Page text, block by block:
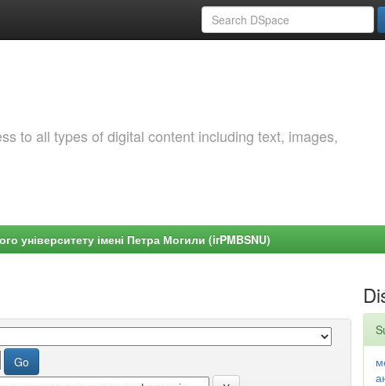
to all types of digital content including text, images,
університету імені Петра Могили (irPMBSNU)